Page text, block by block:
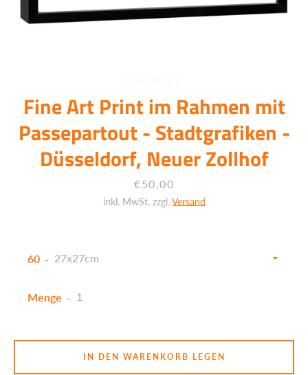
SUCHEN
Fine Art Print im Rahmen mit
Passepartout - Stadtgrafiken -
Düsseldorf, Neuer Zollhof
Preis
€50,00
inkl. MwSt. zzgl.Versand
60
Menge
IN DEN WARENKORB LEGEN